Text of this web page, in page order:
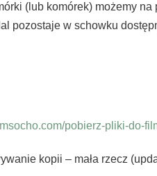
(lub komórek) możemy
pozostaje w schowku
pobierz-pliki-do-
kopii – mała rzecz